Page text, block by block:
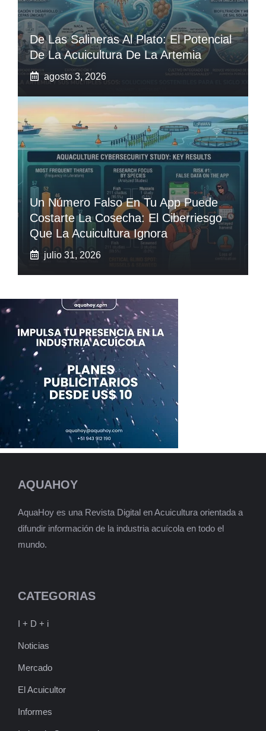
De Las Salineras Al Plato: El Potencial
De La Acuicultura De La Artemia
agosto 3, 2026
Un Número Falso En Tu App Puede
Costarte La Cosecha: El Ciberriesgo
Que La Acuicultura Ignora
julio 31, 2026
AQUAHOY
AquaHoy es una Revista Digital en Acuicultura orientada a
difundir información de la industria acuícola en todo el
mundo.
CATEGORIAS
I + D + i
Noticias
Mercado
El Acuicultor
Informes